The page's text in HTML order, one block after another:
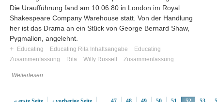
Die Uraufführung fand am 10.06.80 in London im Royal
Shakespeare Company Warehouse statt. Von der Handlung
her ist das Drama an ein Stück von George Bernard Shaw,
Pygmalion, angelehnt.
+
Educating Educating Rita Inhaltsangabe
Educating
Zusammenfassung
Rita Willy Russell Zusammenfassung
Weiterlesen